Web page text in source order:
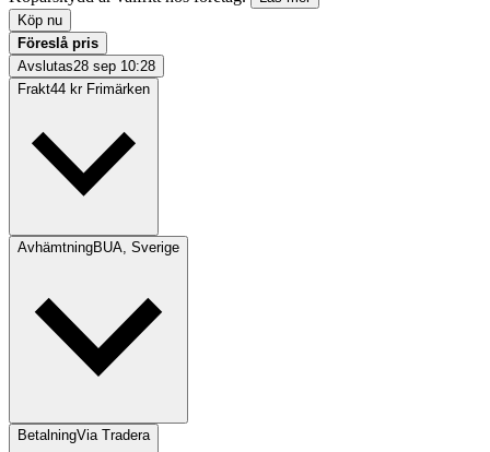
Köp nu
Föreslå pris
Avslutas28 sep 10:28
Frakt44 kr Frimärken
AvhämtningBUA, Sverige
BetalningVia Tradera